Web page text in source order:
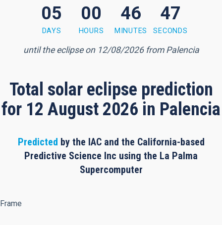
46 seconds
05
DAYS
00
HOURS
46
MINUTES
46
SECONDS
until the eclipse on 12/08/2026 from Palencia
Total solar eclipse prediction
for 12 August 2026 in Palencia
Predicted by the IAC and the California-based
Predictive Science Inc using the La Palma
Supercomputer
Frame